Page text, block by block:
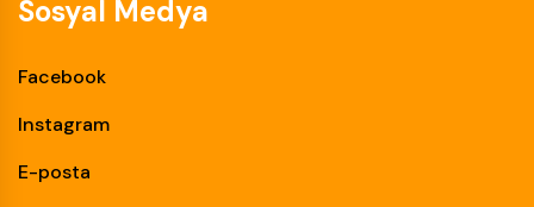
Sosyal Medya
Facebook
Instagram
E-posta